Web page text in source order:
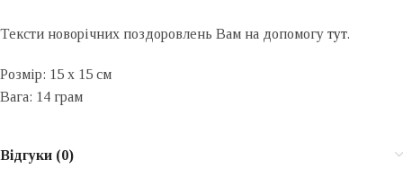
Тексти новорічних поздоровлень Вам на допомогу тут.
Розмір: 15 х 15 см
Вага: 14 грам
Відгуки (0)